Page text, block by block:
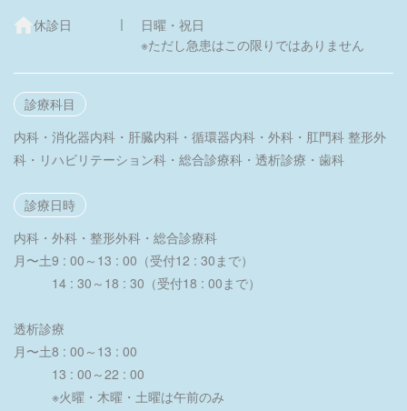
休診日
日曜・祝日
※ただし急患はこの限りではありません
診療科目
内科・消化器内科・肝臓内科・循環器内科・外科・肛門科 整形外
科・リハビリテーション科・総合診療科・透析診療・歯科
診療日時
内科・外科・整形外科・総合診療科
月〜土9 : 00～13 : 00（受付12 : 30まで）
14 : 30～18 : 30（受付18 : 00まで）
透析診療
月〜土8 : 00～13 : 00
13 : 00～22 : 00
※火曜・木曜・土曜は午前のみ